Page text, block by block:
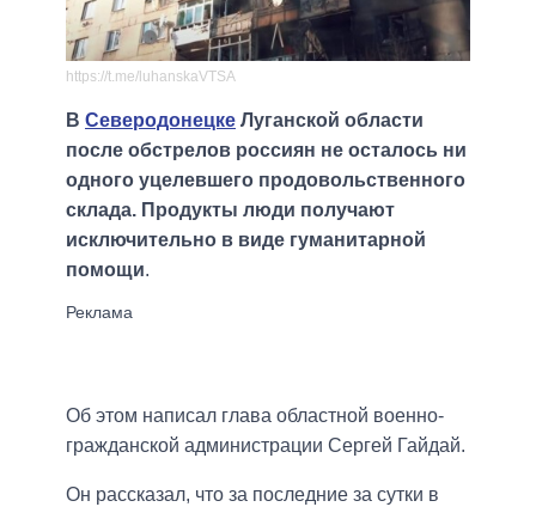
https://t.me/luhanskaVTSA
В Северодонецке Луганской области
после обстрелов россиян не осталось ни
одного уцелевшего продовольственного
склада. Продукты люди получают
исключительно в виде гуманитарной
помощи.
Об этом написал глава областной военно-
гражданской администрации Сергей Гайдай.
Он рассказал, что за последние за сутки в